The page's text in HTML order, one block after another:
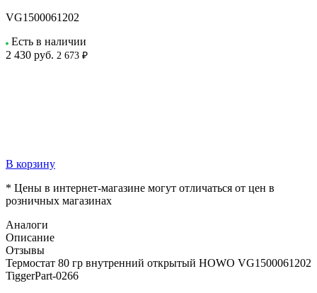
VG1500061202
Есть в наличии
2 430 руб. 2 673 ₽
В корзину
* Цены в интернет-магазине могут отличаться от цен в
розничных магазинах
Аналоги
Описание
Отзывы
Термостат 80 гр внутренний открытый HOWO VG1500061202
TiggerPart-0266